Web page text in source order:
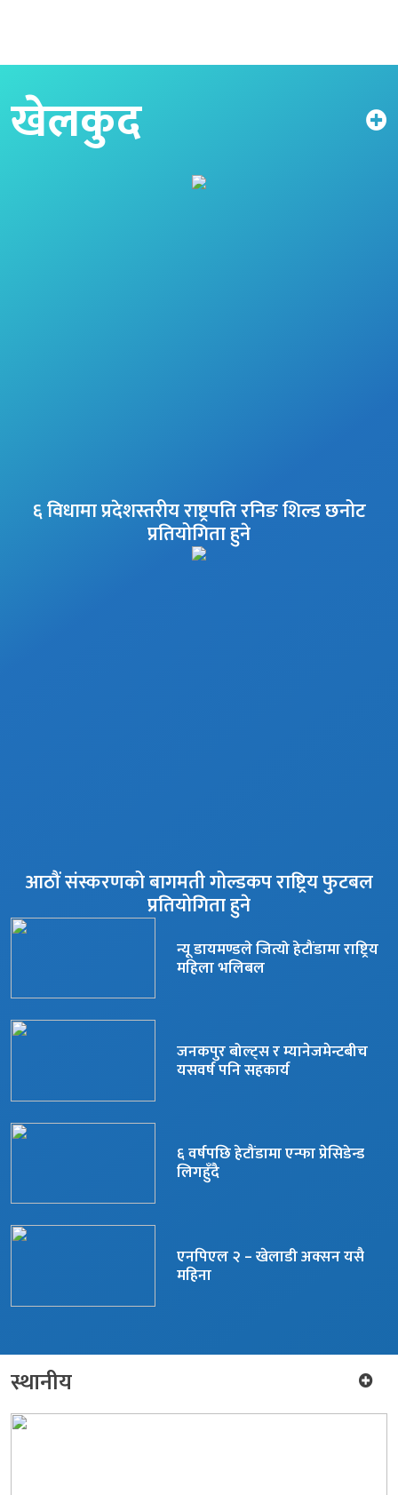
खेलकुद
६ विधामा प्रदेशस्तरीय राष्ट्रपति रनिङ शिल्ड छनोट
प्रतियोगिता हुने
आठौं संस्करणको बागमती गोल्डकप राष्ट्रिय फुटबल
प्रतियोगिता हुने
न्यू डायमण्डले जित्यो हेटौंडामा राष्ट्रिय
महिला भलिबल
जनकपुर बोल्ट्स र म्यानेजमेन्टबीच
यसवर्ष पनि सहकार्य
६ वर्षपछि हेटौंडामा एन्फा प्रेसिडेन्ड
लिगहुँदै
एनपिएल २ – खेलाडी अक्सन यसै
महिना
स्थानीय